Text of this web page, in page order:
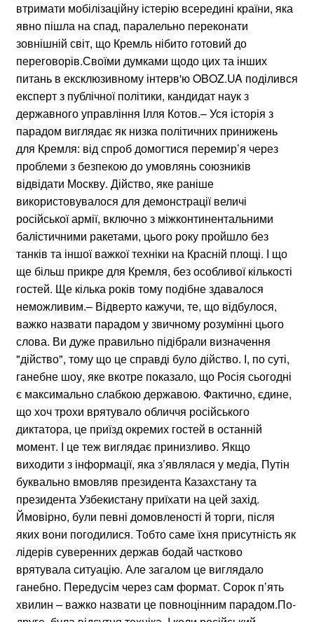
втримати мобілізаційну істерію всередині країни, яка
явно пішла на спад, паралельно переконати
зовнішній світ, що Кремль нібито готовий до
переговорів.Своїми думками щодо цих та інших
питань в ексклюзивному інтерв'ю OBOZ.UA поділився
експерт з публічної політики, кандидат наук з
державного управління Ілля Котов.– Уся історія з
парадом виглядає як низка політичних принижень
для Кремля: від спроб домогтися перемир’я через
проблеми з безпекою до умовлянь союзників
відвідати Москву. Дійство, яке раніше
використовувалося для демонстрації величі
російської армії, включно з міжконтинентальними
балістичними ракетами, цього року пройшло без
танків та іншої важкої техніки на Красній площі. І що
ще більш прикре для Кремля, без особливої кількості
гостей. Ще кілька років тому подібне здавалося
неможливим.– Відверто кажучи, те, що відбулося,
важко назвати парадом у звичному розумінні цього
слова. Ви дуже правильно підібрали визначення
"дійство", тому що це справді було дійство. І, по суті,
ганебне шоу, яке вкотре показало, що Росія сьогодні
є максимально слабкою державою. Фактично, єдине,
що хоч трохи врятувало обличчя російського
диктатора, це приїзд окремих гостей в останній
момент. І це теж виглядає принизливо. Якщо
виходити з інформації, яка з’являлася у медіа, Путін
буквально вмовляв президента Казахстану та
президента Узбекистану приїхати на цей захід.
Ймовірно, були певні домовленості й торги, після
яких вони погодилися. Тобто саме їхня присутність як
лідерів суверенних держав бодай частково
врятувала ситуацію. Але загалом це виглядало
ганебно. Передусім через сам формат. Сорок п’ять
хвилин – важко назвати це повноцінним парадом.По-